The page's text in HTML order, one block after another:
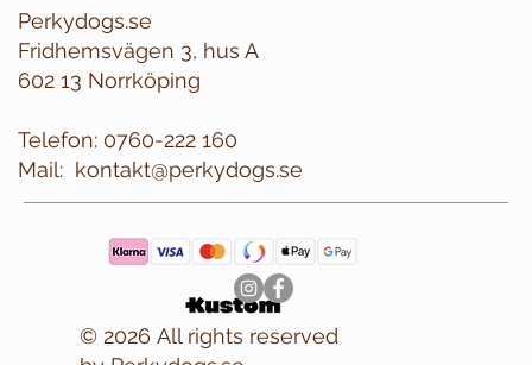
Perkydogs.se
Fridhemsvägen 3, hus A
602 13 Norrköping
Telefon: 0760-222 160
kontakt@perkydogs.se
Mail:
© 2026 All rights reserved